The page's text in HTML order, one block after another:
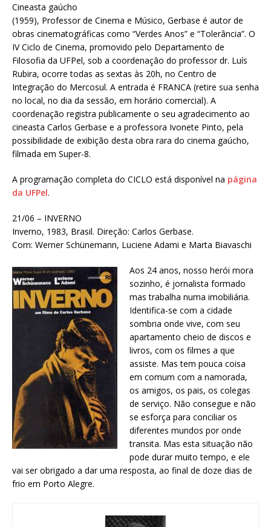
Cineasta gaúcho
(1959), Professor de Cinema e Músico, Gerbase é autor de
obras cinematográficas como “Verdes Anos” e “Tolerância”. O
IV Ciclo de Cinema, promovido pelo Departamento de
Filosofia da UFPel, sob a coordenação do professor dr. Luís
Rubira, ocorre todas as sextas às 20h, no Centro de
Integração do Mercosul. A entrada é FRANCA (retire sua senha
no local, no dia da sessão, em horário comercial). A
coordenação registra publicamente o seu agradecimento ao
cineasta Carlos Gerbase e a professora Ivonete Pinto, pela
possibilidade de exibição desta obra rara do cinema gaúcho,
filmada em Super-8.
A programação completa do CICLO está disponível na página
da UFPel.
21/06 – INVERNO
Inverno, 1983, Brasil. Direção: Carlos Gerbase.
Com: Werner Schünemann, Luciene Adami e Marta Biavaschi
Aos 24 anos, nosso herói mora
sozinho, é jornalista formado
mas trabalha numa imobiliária.
Identifica-se com a cidade
sombria onde vive, com seu
apartamento cheio de discos e
livros, com os filmes a que
assiste. Mas tem pouca coisa
em comum com a namorada,
os amigos, os pais, os colegas
de serviço. Não consegue e não
se esforça para conciliar os
diferentes mundos por onde
transita. Mas esta situação não
pode durar muito tempo, e ele
vai ser obrigado a dar uma resposta, ao final de doze dias de
frio em Porto Alegre.